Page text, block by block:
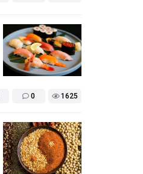
0 1625